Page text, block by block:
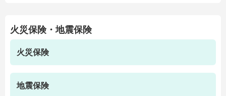
火災保険・地震保険
火災保険
地震保険